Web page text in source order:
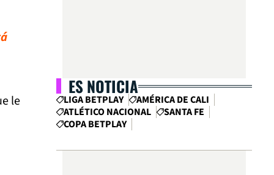
le
ES NOTICIA
LIGA BETPLAY
AMÉRICA DE CALI
ATLÉTICO NACIONAL
SANTA FE
COPA BETPLAY